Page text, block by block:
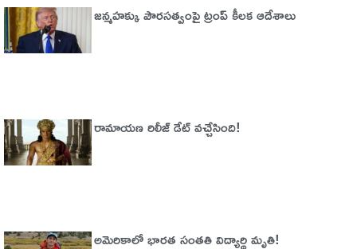
జన్మహక్కు పౌరసత్వంపై ట్రంప్ కీలక ఆదేశాలు
రామాయణ రిలీజ్ డేట్ వచ్చేసింది!
అమెరికాలో భార‌త సంత‌తి విద్యార్థి మృతి!